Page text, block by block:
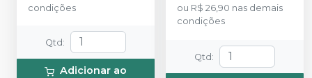
condições
Qtd :
Adicionar ao
ou R$ 26,90 nas demais
condições
Qtd :